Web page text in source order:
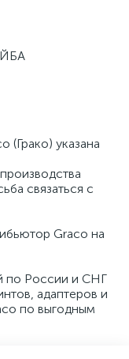
(Грако) указана
связаться с
Graco на
по России и СНГ
адаптеров и
по выгодным